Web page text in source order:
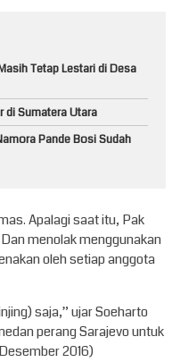
Tetap Lestari di Desa
di Sumatera Utara
Pande Bosi Sudah
Apalagi saat itu, Pak
menolak menggunakan
oleh setiap anggota
saja,” ujar Soeharto
perang Sarajevo untuk
2016)